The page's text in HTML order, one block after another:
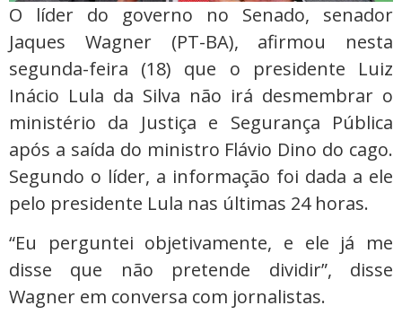
O líder do governo no Senado, senador
Jaques Wagner (PT-BA), afirmou nesta
segunda-feira (18) que o presidente Luiz
Inácio Lula da Silva não irá desmembrar o
ministério da Justiça e Segurança Pública
após a saída do ministro Flávio Dino do cago.
Segundo o líder, a informação foi dada a ele
pelo presidente Lula nas últimas 24 horas.
“Eu perguntei objetivamente, e ele já me
disse que não pretende dividir”, disse
Wagner em conversa com jornalistas.